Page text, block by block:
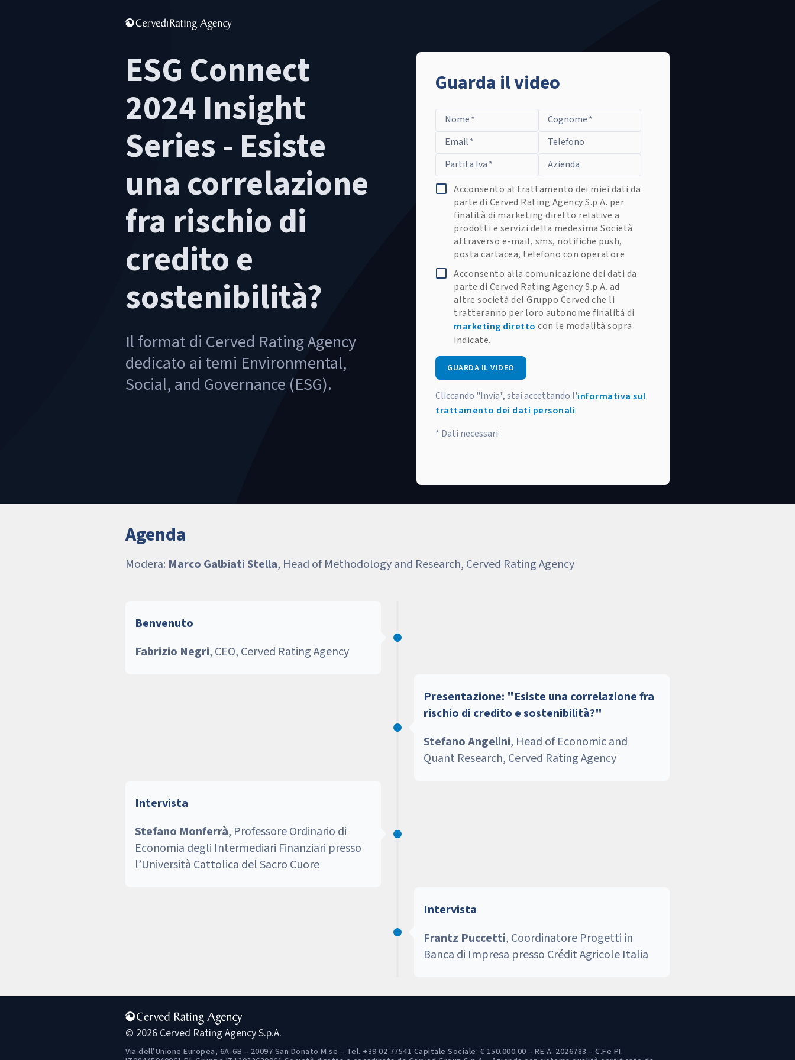
ESG Connect
2024 Insight
Series - Esiste
una correlazione
fra rischio di
credito e
sostenibilità?
Il format di Cerved Rating Agency
dedicato ai temi Environmental,
Social, and Governance (ESG).
Guarda il video
Nome* Cognome*
Email*
Telefono
Partita Iva*
Azienda
Acconsento al trattamento dei miei dati da
parte di Cerved Rating Agency S.p.A. per
finalità di marketing diretto relative a
prodotti e servizi della medesima Società
attraverso e-mail, sms, notifiche push,
posta cartacea, telefono con operatore
Acconsento alla comunicazione dei dati da
parte di Cerved Rating Agency S.p.A. ad
altre società del Gruppo Cerved che li
tratteranno per loro autonome finalità di
marketing diretto con le modalità sopra
indicate.
GUARDA IL VIDEO
Cliccando "Invia", stai accettando l'informativa sul
trattamento dei dati personali
* Dati necessari
Agenda
Modera: Marco Galbiati Stella, Head of Methodology and Research, Cerved Rating Agency
Benvenuto
Fabrizio Negri, CEO, Cerved Rating Agency
Presentazione: "Esiste una correlazione fra
rischio di credito e sostenibilità?"
Stefano Angelini, Head of Economic and
Quant Research, Cerved Rating Agency
Intervista
Stefano Monferrà, Professore Ordinario di
Economia degli Intermediari Finanziari presso
l’Università Cattolica del Sacro Cuore
Intervista
Frantz Puccetti, Coordinatore Progetti in
Banca di Impresa presso Crédit Agricole Italia
© 2026 Cerved Rating Agency S.p.A.
Via dell’Unione Europea, 6A-6B – 20097 San Donato M.se – Tel. +39 02 77541 Capitale Sociale: € 150.000.00 – RE A. 2026783 – C.Fe PI.